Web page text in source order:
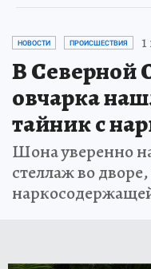
НОВОСТИ ПРОИСШЕСТВИЯ
В Северной
овчарка
тайник с
Шона уверенно
стеллаж во